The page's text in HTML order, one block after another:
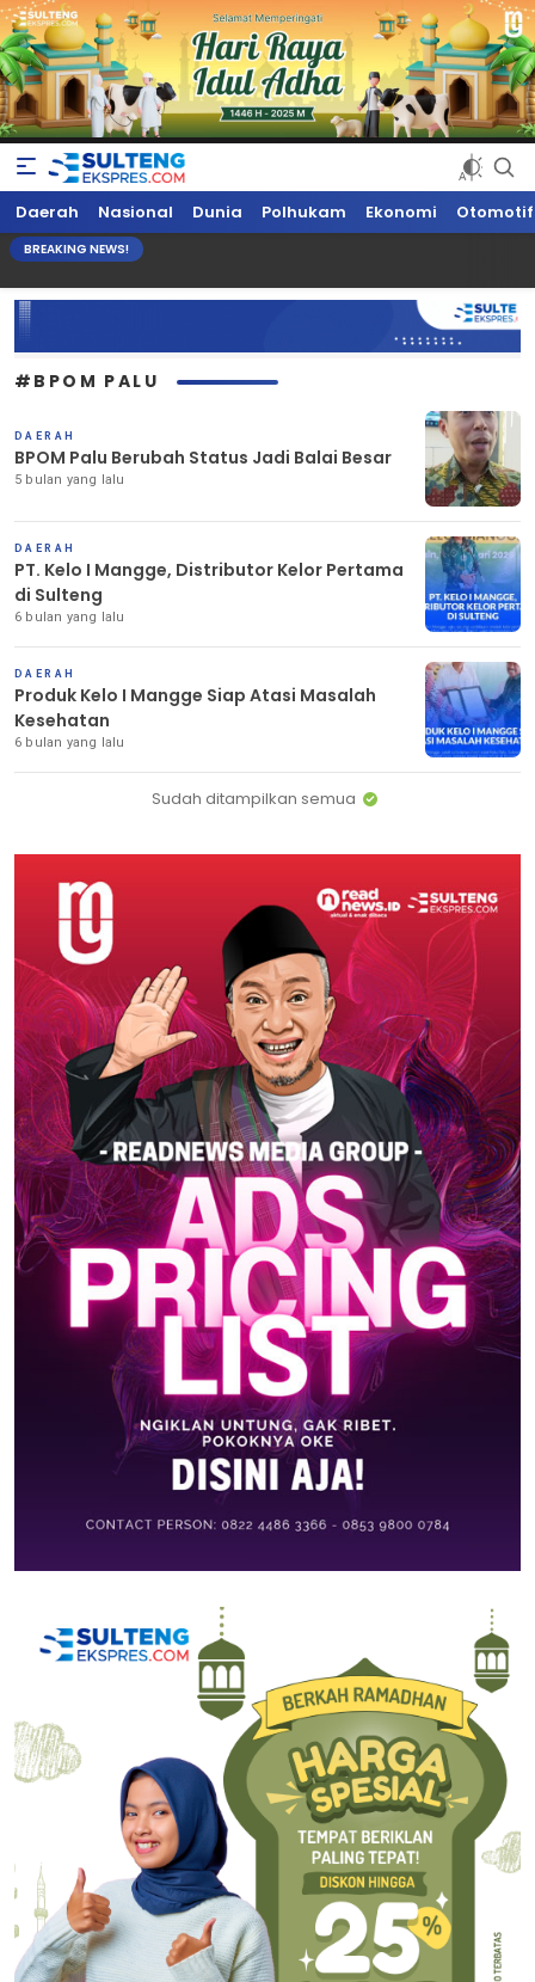
Sultengekspres.com
Berita Seputar Sulteng Hari Ini, Update Terkini, Suaranya Rakyat
Sulteng
Daerah Nasional Dunia Polhukam Ekonomi Otomotif
BREAKING NEWS!
#BPOM PALU
DAERAH
BPOM Palu Berubah Status Jadi Balai Besar
5 bulan yang lalu
DAERAH
PT. Kelo I Mangge, Distributor Kelor Pertama
di Sulteng
6 bulan yang lalu
DAERAH
Produk Kelo I Mangge Siap Atasi Masalah
Kesehatan
6 bulan yang lalu
Sudah ditampilkan semua